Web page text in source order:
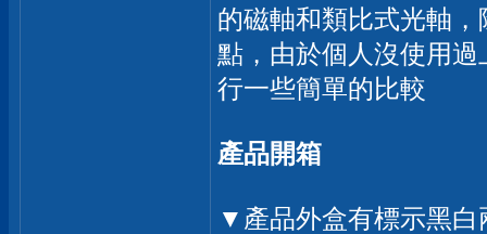
的磁軸和類比式光軸
點，由於個人沒使用
行一些簡單的比較
產品開箱
▼產品外盒有標示黑白